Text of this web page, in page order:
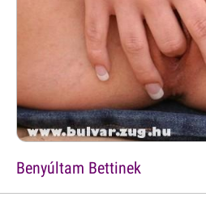
Benyúltam Bettinek